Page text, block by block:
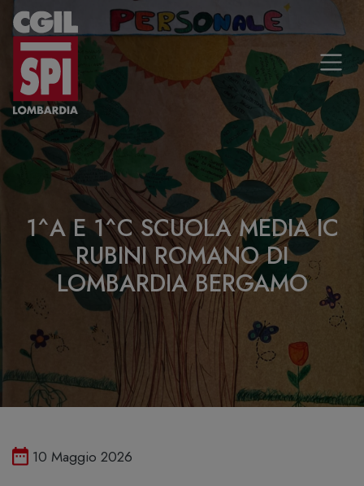
Vai al contenuto
1^A E 1^C SCUOLA MEDIA IC
RUBINI ROMANO DI
LOMBARDIA BERGAMO
Pubblicato il
10 Maggio 2026